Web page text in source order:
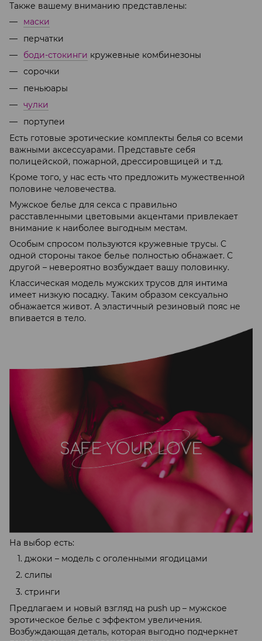
Также вашему вниманию представлены:
маски
перчатки
боди-стокинги кружевные комбинезоны
сорочки
пеньюары
чулки
портупеи
Есть готовые эротические комплекты белья со всеми
важными аксессуарами. Представьте себя
полицейской, пожарной, дрессировщицей и т.д.
Кроме того, у нас есть что предложить мужественной
половине человечества.
Мужское белье для секса с правильно
расставленными цветовыми акцентами привлекает
внимание к наиболее выгодным местам.
Особым спросом пользуются кружевные трусы. С
одной стороны такое белье полностью обнажает. С
другой – невероятно возбуждает вашу половинку.
Классическая модель мужских трусов для интима
имеет низкую посадку. Таким образом сексуально
обнажается живот. А эластичный резиновый пояс не
впивается в тело.
На выбор есть:
джоки – модель с оголенными ягодицами
слипы
стринги
Предлагаем и новый взгляд на push up – мужское
эротическое белье с эффектом увеличения.
Возбуждающая деталь, которая выгодно подчеркнет